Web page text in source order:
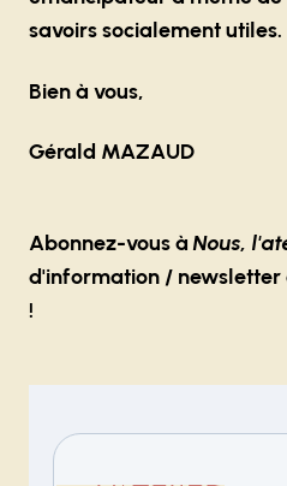
savoirs socialement utiles.
Bien à vous,
Gérald MAZAUD
Abonnez-vous à Nous,
d'information / newsletter
!